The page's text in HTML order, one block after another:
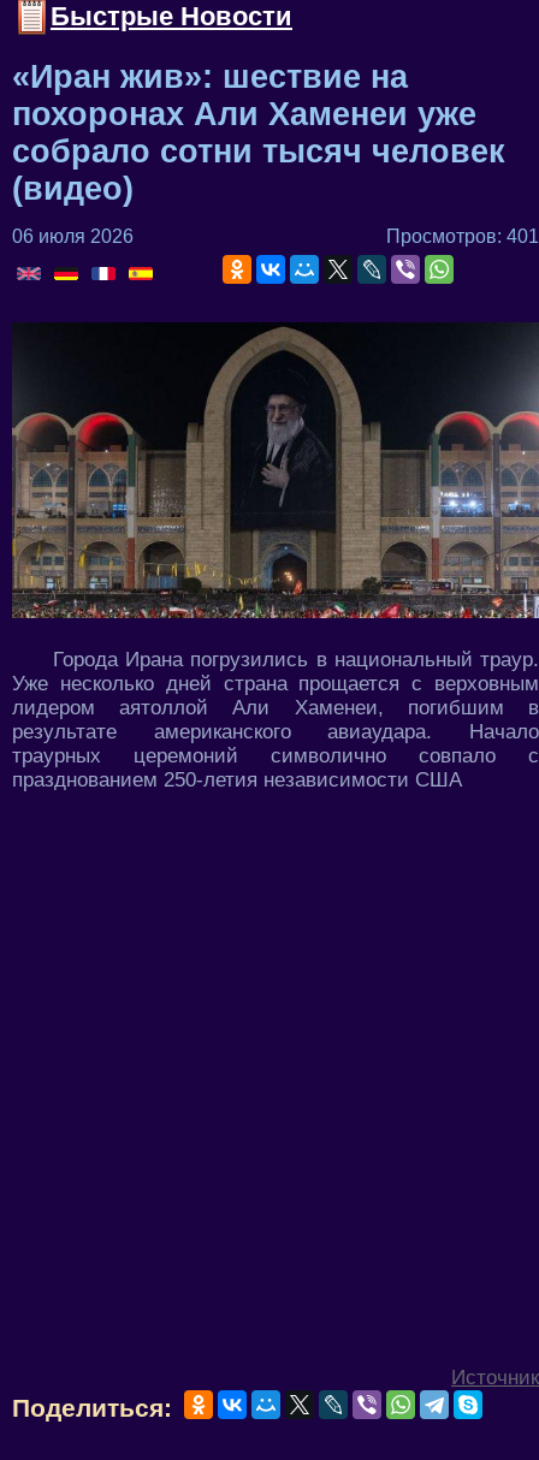
Быстрые Новости
«Иран жив»: шествие на
похоронах Али Хаменеи уже
собрало сотни тысяч человек
(видео)
06 июля 2026 Просмотров: 401
Города Ирана погрузились в национальный траур.
Уже несколько дней страна прощается с верховным
лидером аятоллой Али Хаменеи, погибшим в
результате американского авиаудара. Начало
траурных церемоний символично совпало с
празднованием 250-летия независимости США
Источник
Поделиться: